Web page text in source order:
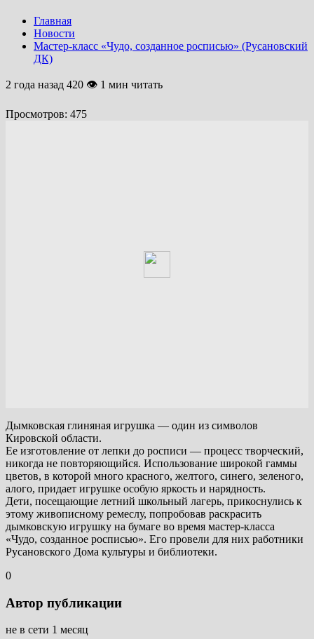
Главная
Новости
Мастер-класс «Чудо, созданное росписью» (Русановский
ДК)
2 года назад 420 👁 1 мин читать
Просмотров: 475
Дымковская глиняная игрушка — один из символов
Кировской области.
Ее изготовление от лепки до росписи — процесс творческий,
никогда не повторяющийся. Использование широкой гаммы
цветов, в которой много красного, желтого, синего, зеленого,
алого, придает игрушке особую яркость и нарядность.
Дети, посещающие летний школьный лагерь, прикоснулись к
этому живописному ремеслу, попробовав раскрасить
дымковскую игрушку на бумаге во время мастер-класса
«Чудо, созданное росписью». Его провели для них работники
Русановского Дома культуры и библиотеки.
0
Автор публикации
не в сети 1 месяц